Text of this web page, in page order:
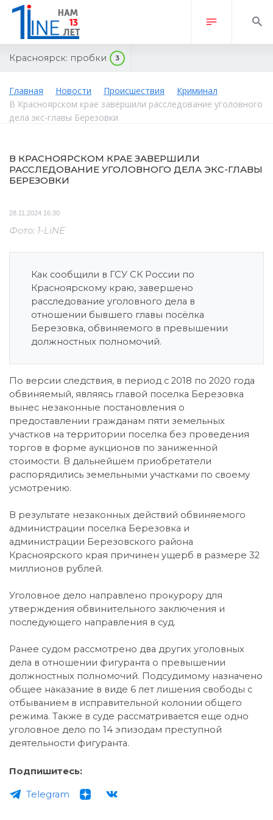
Красноярск: пробки 3
Главная Новости Происшествия
Криминал
В Красноярском крае завершили расследование уголовного
дела экс-главы Березовки
В КРАСНОЯРСКОМ КРАЕ ЗАВЕРШИЛИ
РАССЛЕДОВАНИЕ УГОЛОВНОГО ДЕЛА ЭКС-ГЛАВЫ
БЕРЕЗОВКИ
28.11.2024 16:30
Фото: 1-LiNE
Как сообщили в ГСУ СК России по
Красноярскому краю, завершено
расследование уголовного дела в
отношении бывшего главы посёлка
Березовка, обвиняемого в превышении
должностных полномочий.
По версии следствия, в период с 2018 по 2020 года
обвиняемый, являясь главой поселка Березовка
вынес незаконные постановления о
предоставлении гражданам пяти земельных
участков на территории поселка без проведения
торгов в форме аукционов по заниженной
стоимости. В дальнейшем приобретатели
распорядились земельными участками по своему
усмотрению.
В результате незаконных действий обвиняемого
администрации поселка Березовка и
администрации Березовского района
Красноярского края причинен ущерб в размере 32
миллионов рублей.
Уголовное дело направлено прокурору для
утверждения обвинительного заключения и
последующего направления в суд.
Ранее судом рассмотрено два других уголовных
дела в отношении фигуранта о превышении
должностных полномочий. Подсудимому назначено
общее наказание в виде 6 лет лишения свободы с
отбыванием в исправительной колонии общего
режима. Также в суде рассматривается еще одно
уголовное дело по 14 эпизодам преступной
деятельности фигуранта.
Подпишитесь:
Telegram